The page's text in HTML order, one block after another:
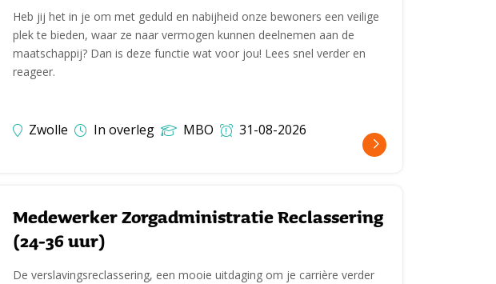
Heb jij het in je om met geduld en nabijheid onze bewoners een veilige
plek te bieden, waar ze naar vermogen kunnen deelnemen aan de
maatschappij? Dan is deze functie wat voor jou! Lees snel verder en
reageer.
Zwolle In overleg MBO 31-08-2026
Medewerker Zorgadministratie Reclassering
(24-36 uur)
De verslavingsreclassering, een mooie uitdaging om je carrière verder